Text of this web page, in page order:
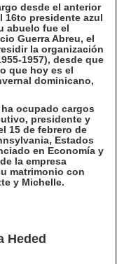
desde el anterior
16to presidente azul
abuelo fue el
Guerra Abreu, el
la organización
1957), desde que
que hoy es el
dominicano,
ocupado cargos
presidente y
15 de febrero de
Estados
en Economía y
la empresa
matrimonio con
y Michelle.
Heded